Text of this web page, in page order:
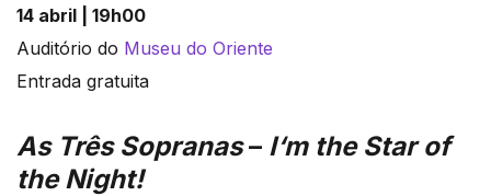
14 abril | 19h00
Auditório do Museu do Oriente
Entrada gratuita
As Três Sopranas– I‘m the Star of
the Night!